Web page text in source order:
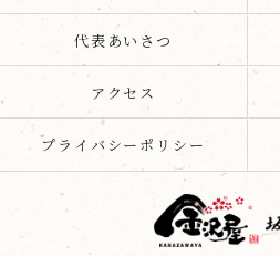
代表あいさつ
アクセス
プライバシーポリシー